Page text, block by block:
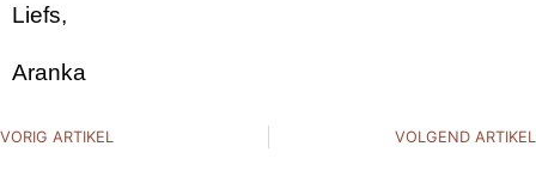
Liefs,
Aranka
VORIG ARTIKEL VOLGEND ARTIKEL